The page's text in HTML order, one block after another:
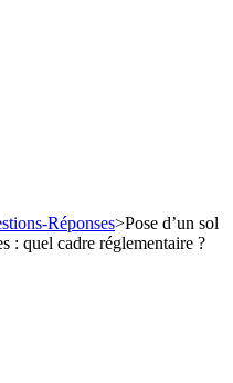
Réponses>Pose d’un sol
: quel cadre réglementaire ?